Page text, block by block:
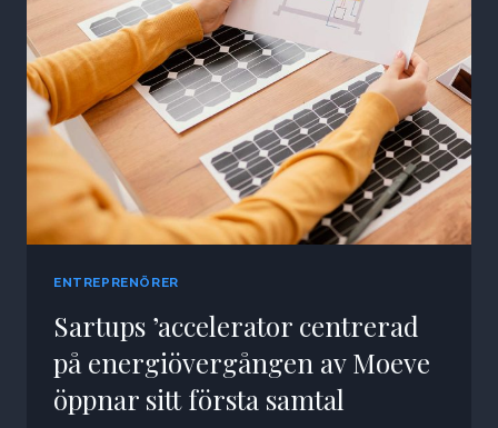
ENTREPRENÖRER
Sartups ’accelerator centrerad
på energiövergången av Moeve
öppnar sitt första samtal